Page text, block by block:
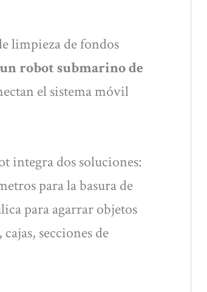
limpieza de fondos
robot submarino de
el sistema móvil
integra dos soluciones:
para la basura de
para agarrar objetos
secciones de